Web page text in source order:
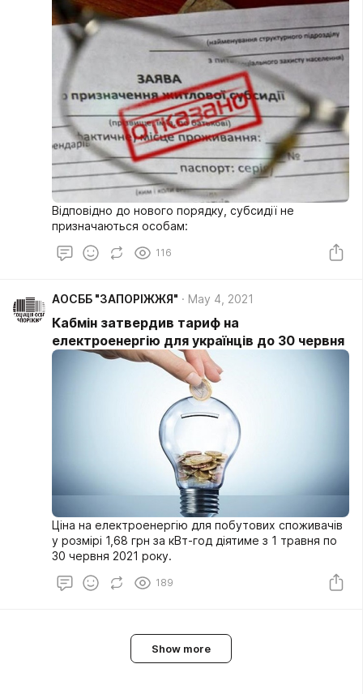
Відповідно до нового порядку, субсидії не
призначаються особам:
116
АОСББ "ЗАПОРІЖЖЯ" May 4, 2021
Кабмін затвердив тариф на
електроенергію для українців до 30 червня
Ціна на електроенергію для побутових споживачів
у розмірі 1,68 грн за кВт-год діятиме з 1 травня по
30 червня 2021 року.
189
Show more